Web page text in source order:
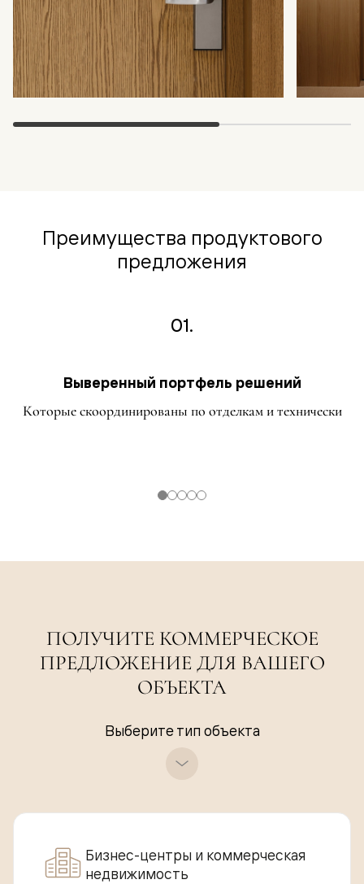
Преимущества продуктового
предложения
01.
Выверенный портфель решений
Которые скоординированы по отделкам и технически
ПОЛУЧИТЕ КОММЕРЧЕСКОЕ
ПРЕДЛОЖЕНИЕ ДЛЯ ВАШЕГО
ОБЪЕКТА
Выберите тип объекта
Бизнес-центры и коммерческая
недвижимость